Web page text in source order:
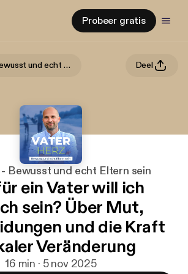
Probeer gratis
Vaterherz - Bewusst und echt Eltern sein Deel
Bewusst und echt Eltern sein
ein Vater will ich
sein? Über Mut,
und die Kraft
Veränderung
16 min · 5 nov 2025